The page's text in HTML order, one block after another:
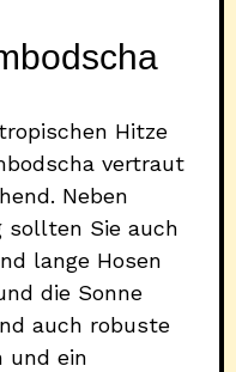
Hitze
vertraut
Neben
sollten Sie auch
lange Hosen
die Sonne
auch robuste
und ein